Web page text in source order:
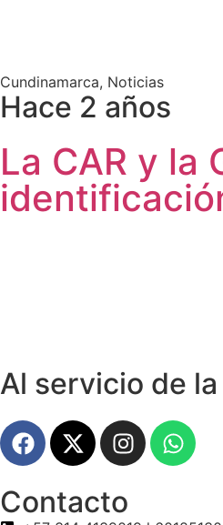
Cundinamarca, Noticias
Hace 2 años
La CAR y la
Al servicio de
Contacto